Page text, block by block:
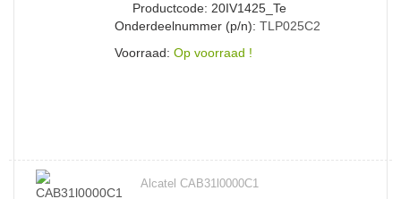
Productcode: 20IV1425_Te
Onderdeelnummer (p/n): TLP025C2
Voorraad: Op voorraad !
Alcatel CAB31l0000C1